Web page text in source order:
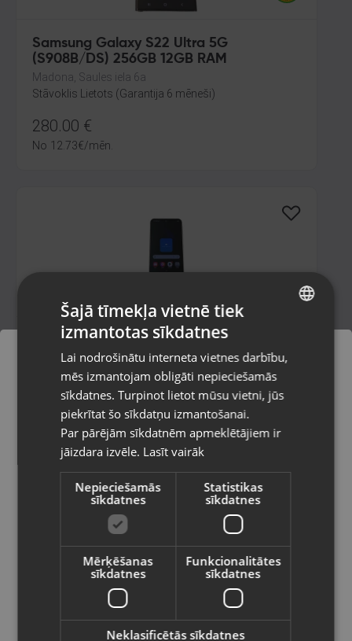
Samsung Galaxy S22 Ultra 5G
(S908B/DS) 256GB 12GB RAM
Madona, Saules iela 6a
Stāvoklis Lietots (Garantija 6 mēneši)
280.00 €
No 12.73€/mēn.
Samsung Galaxy S23 FE (S711B/DS)
256GB 8GB RAM
Rīga, Jūrmalas gatve 85
Stāvoklis Lietots (Garantija 6 mēneši)
260.00€
€ /mēn.
Samsung Galaxy A26 5G (SM-A266B)
Pasūtījumi tiks piegādāti uz
izvēlēto valsti
Vietnes saturs būs attēlots izvēlētajā
valodā
Valsts
Latviešu / Latvian
RUSSIAN
Šajā tīmekļa vietnē tiek
izmantotas sīkdatnes
Lai nodrošinātu interneta vietnes darbību,
mēs izmantojam obligāti nepieciešamās
sīkdatnes. Turpinot lietot mūsu vietni, jūs
piekrītat šo sīkdatņu izmantošanai.
Par pārējām sīkdatnēm apmeklētājiem ir
jāizdara izvēle. Lasīt vairāk
Nepieciešamās
sīkdatnes
Statistikas
sīkdatnes
Mērķēšanas
sīkdatnes
Funkcionalitātes
sīkdatnes
Neklasificētās sīkdatnes